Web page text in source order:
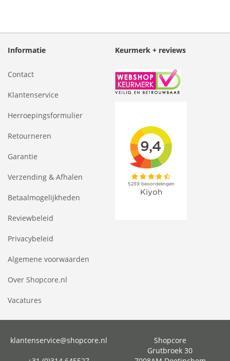
Informatie
Contact
Klantenservice
Herroepingsformulier
Retourneren
Garantie
Verzending & Afhalen
Betaalmogelijkheden
Reviewbeleid
Privacybeleid
Algemene voorwaarden
Over Shopcore.nl
Vacatures
Keurmerk + reviews
klantenservice@shopcore.nl
Shopcore
Grutbroek 30